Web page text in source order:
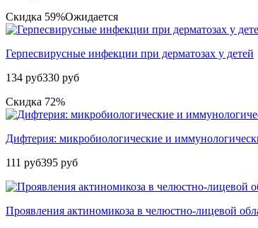
Скидка 59%Ожидается
Герпесвирусные инфекции при дерматозах у детей
134 руб330 руб
Скидка 72%
Дифтерия: микробиологические и
111 руб395 руб
Проявления актиномикоза в челюстно-лицевой